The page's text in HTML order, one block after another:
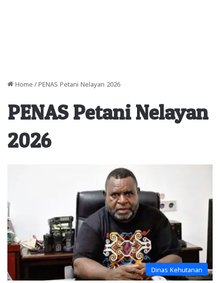
Home / PENAS Petani Nelayan 2026
PENAS Petani Nelayan
2026
Dinas Kehutanan